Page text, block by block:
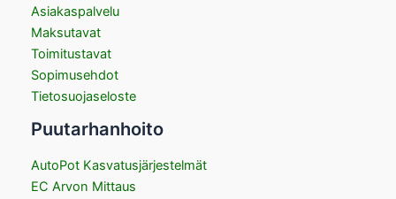
Asiakaspalvelu
Maksutavat
Toimitustavat
Sopimusehdot
Tietosuojaseloste
Puutarhanhoito
AutoPot Kasvatusjärjestelmät
EC Arvon Mittaus